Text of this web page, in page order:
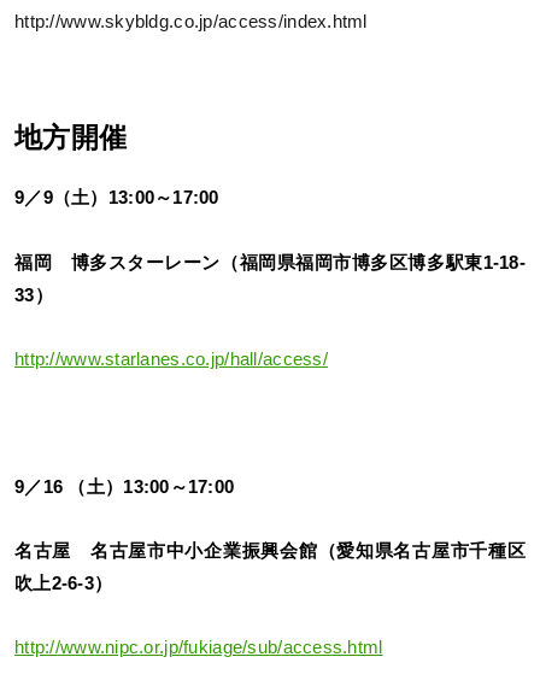
http://www.skybldg.co.jp/access/index.html
地方開催
9／9（土）13:00～17:00
福岡 博多スターレーン（福岡県福岡市博多区博多駅東1-18-
33）
http://www.starlanes.co.jp/hall/access/
9／16 （土）13:00～17:00
名古屋 名古屋市中小企業振興会館（愛知県名古屋市千種区
吹上2-6-3）
http://www.nipc.or.jp/fukiage/sub/access.html